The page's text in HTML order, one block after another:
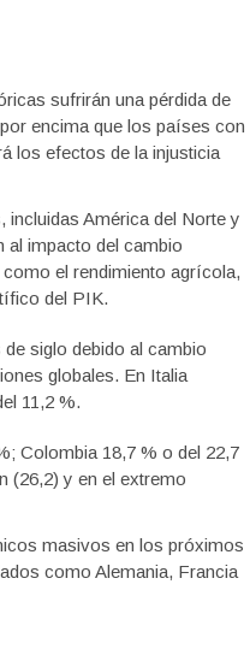
sufrirán una pérdida de
encima que los países con
los efectos de la injusticia
América del Norte y
al impacto del cambio
el rendimiento agrícola,
del PIK.
siglo debido al cambio
globales. En Italia
11,2 %.
Colombia 18,7 % o del 22,7
(26,2) y en el extremo
masivos en los próximos
como Alemania, Francia